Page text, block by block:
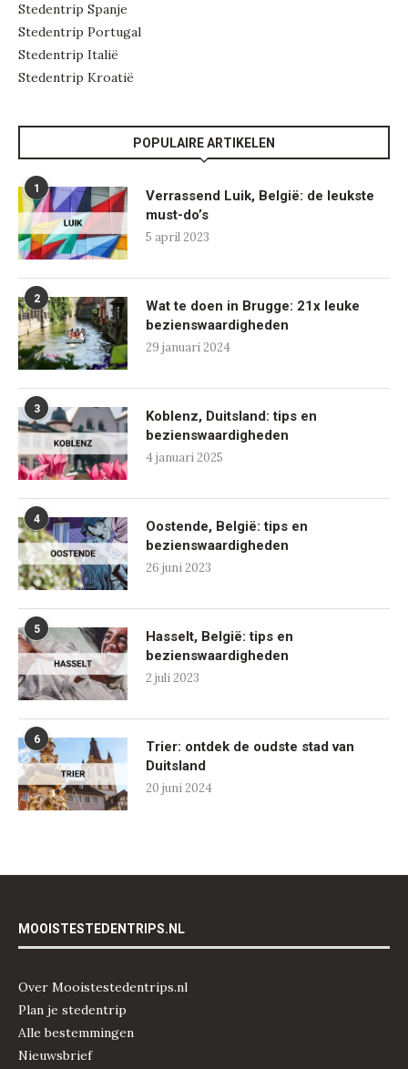
Stedentrip Spanje
Stedentrip Portugal
Stedentrip Italië
Stedentrip Kroatië
POPULAIRE ARTIKELEN
1
Verrassend Luik, België: de leukste
must-do’s
5 april 2023
2
Wat te doen in Brugge: 21x leuke
bezienswaardigheden
29 januari 2024
3
Koblenz, Duitsland: tips en
bezienswaardigheden
4 januari 2025
4
Oostende, België: tips en
bezienswaardigheden
26 juni 2023
5
Hasselt, België: tips en
bezienswaardigheden
2 juli 2023
6
Trier: ontdek de oudste stad van
Duitsland
20 juni 2024
MOOISTESTEDENTRIPS.NL
Over Mooistestedentrips.nl
Plan je stedentrip
Alle bestemmingen
Nieuwsbrief